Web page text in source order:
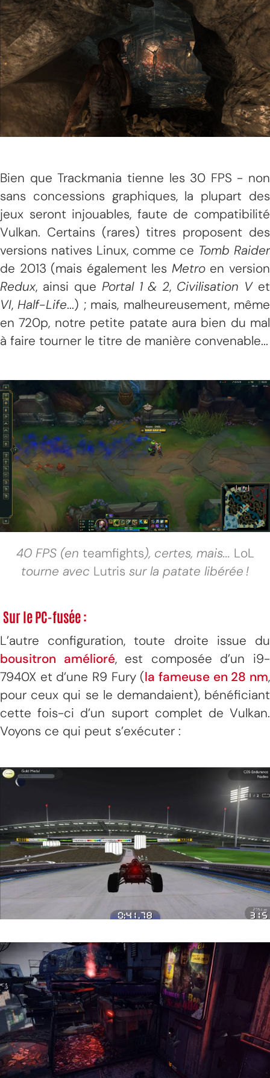
Bien que Trackmania tienne les 30 FPS - non
sans concessions graphiques, la plupart des
jeux seront injouables, faute de compatibilité
Vulkan. Certains (rares) titres proposent des
versions natives Linux, comme ce Tomb Raider
de 2013 (mais également les Metroen version
Redux, ainsi que Portal 1 & 2, Civilisation Vet
VI,Half-Life...) ; mais, malheureusement, même
en 720p, notre petite patate aura bien du mal
à faire tourner le titre de manière convenable...
40 FPS (en teamfights), certes, mais... LoL
tourne avec Lutris sur la patate libérée !
Sur le PC-fusée :
L’autre configuration, toute droite issue du
bousitron amélioré, est composée d’un i9-
7940X et d’une R9 Fury (la fameuse en 28 nm,
pour ceux qui se le demandaient), bénéficiant
cette fois-ci d’un suport complet de Vulkan.
Voyons ce qui peut s’exécuter :